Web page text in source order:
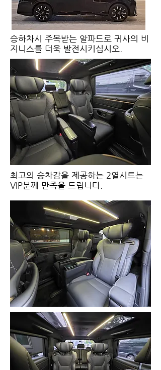
​승하차시 주목받는 알파드로 귀사의 비
지니스를 더욱 발전시키십시오.
​최고의 승차감을 제공하는 2열시트는
VIP분께 만족을 드립니다.